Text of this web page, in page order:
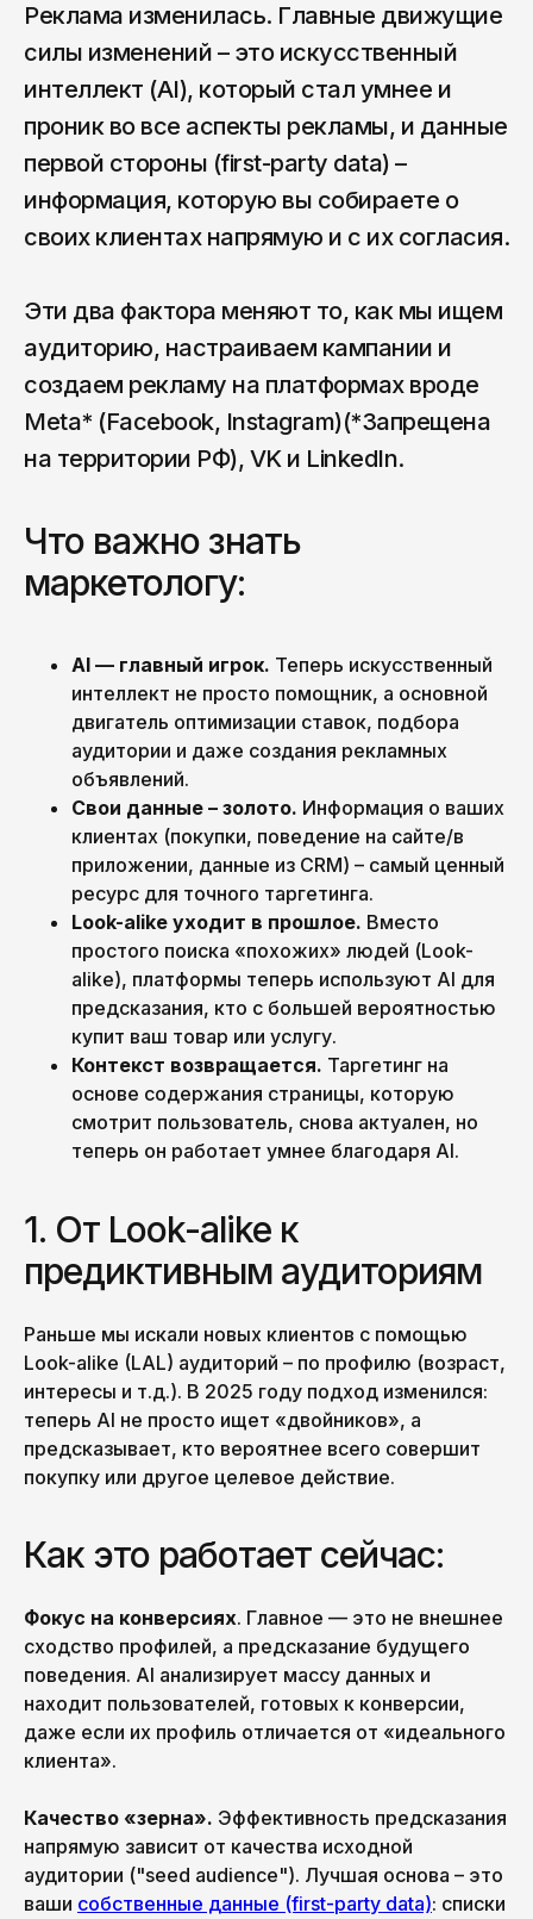
Реклама изменилась. Главные движущие
силы изменений – это искусственный
интеллект (AI), который стал умнее и
проник во все аспекты рекламы, и данные
первой стороны (first-party data) –
информация, которую вы собираете о
своих клиентах напрямую и с их согласия.
Эти два фактора меняют то, как мы ищем
аудиторию, настраиваем кампании и
создаем рекламу на платформах вроде
Meta* (Facebook, Instagram)(*Запрещена
на территории РФ), VK и LinkedIn.
Что важно знать
маркетологу:
AI — главный игрок. Теперь искусственный
интеллект не просто помощник, а основной
двигатель оптимизации ставок, подбора
аудитории и даже создания рекламных
объявлений.
Свои данные – золото. Информация о ваших
клиентах (покупки, поведение на сайте/в
приложении, данные из CRM) – самый ценный
ресурс для точного таргетинга.
Look-alike уходит в прошлое. Вместо
простого поиска «похожих» людей (Look-
alike), платформы теперь используют AI для
предсказания, кто с большей вероятностью
купит ваш товар или услугу.
Контекст возвращается. Таргетинг на
основе содержания страницы, которую
смотрит пользователь, снова актуален, но
теперь он работает умнее благодаря AI.
1. От Look-alike к
предиктивным аудиториям
Раньше мы искали новых клиентов с помощью
Look-alike (LAL) аудиторий – по профилю (возраст,
интересы и т.д.). В 2025 году подход изменился:
теперь AI не просто ищет «двойников», а
предсказывает, кто вероятнее всего совершит
покупку или другое целевое действие.
Как это работает сейчас:
Фокус на конверсиях. Главное — это не внешнее
сходство профилей, а предсказание будущего
поведения. AI анализирует массу данных и
находит пользователей, готовых к конверсии,
даже если их профиль отличается от «идеального
клиента».
Качество «зерна». Эффективность предсказания
напрямую зависит от качества исходной
аудитории ("seed audience"). Лучшая основа – это
ваши собственные данные (first-party data): списки